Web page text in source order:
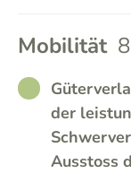
Mobilität
der
Ausstoss